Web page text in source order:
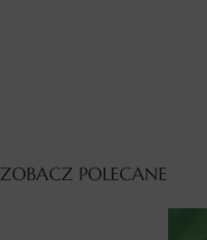
ZOBACZ POLECANE